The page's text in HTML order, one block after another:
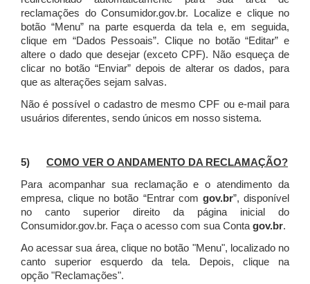
reclamações do Consumidor.gov.br.
Localize e clique no
botão “Menu” na parte esquerda da tela e, em seguida,
clique em “Dados Pessoais”. Clique no botão “Editar” e
altere o dado que desejar (exceto CPF). Não esqueça de
clicar no botão “Enviar” depois de alterar os dados, para
que as alterações sejam salvas.
Não é possível o cadastro de mesmo CPF ou e-mail para
usuários diferentes, sendo únicos em nosso sistema.
5) COMO VER O ANDAMENTO DA RECLAMAÇÃO?
Para acompanhar sua reclamação e o atendimento da
empresa, clique no botão “Entrar com gov.br”, disponível
no canto superior direito da página inicial do
Consumidor.gov.br. Faça o acesso com sua Contagov.br.
Ao acessar sua área, clique no botão "Menu", localizado no
canto superior esquerdo da tela. Depois, clique na
opção "Reclamações".